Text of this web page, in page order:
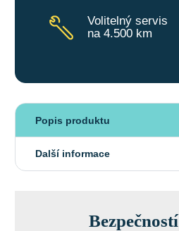
Volitelný servis
na 4.500 km
Popis produktu
Další informace
Bezpečností